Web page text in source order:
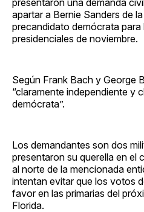
apartar a Bernie Sanders de
precandidato demócrata para
presidenciales de noviembre.
Según Frank Bach y George
“claramente independiente y
demócrata”.
Los demandantes son dos
presentaron su querella en el
al norte de la mencionada
intentan evitar que los votos
favor en las primarias del
Florida.